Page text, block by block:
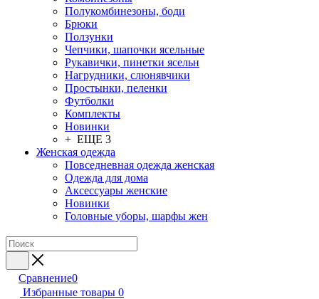
Полукомбинезоны, боди
Брюки
Ползунки
Чепчики, шапочки ясельные
Рукавички, пинетки ясельн
Нагрудники, слюнявчики
Простынки, пеленки
Футболки
Комплекты
Новинки
+ ЕЩЕ 3
Женская одежда
Повседневная одежда женская
Одежда для дома
Аксессуары женские
Новинки
Головные уборы, шарфы жен
Сравнение0
Избранные товары 0